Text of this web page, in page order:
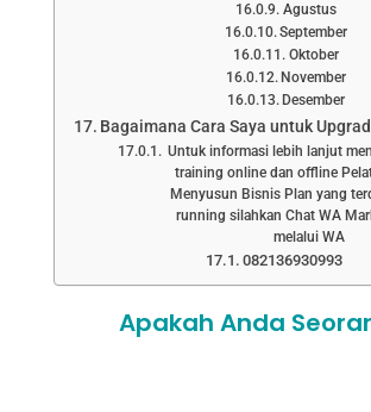
Agustus
September
Oktober
November
Desember
Bagaimana Cara Saya untuk
Untuk informasi lebih lanjut
training online dan offline
Menyusun Bisnis Plan yang
running silahkan Chat WA
melalui WA
082136930993
Apakah Anda